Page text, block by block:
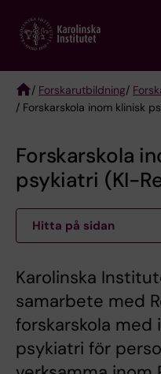
main
Breadcrumb
/ Forskarutbildning/
/ Forskarskola inom klinisk
Forskarskola
psykiatri (KI-
Hitta på sidan
Karolinska
samarbete med
forskarskola med
psykiatri för